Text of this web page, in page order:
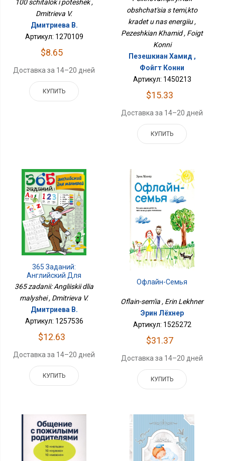
100 schitalok i poteshek ,
Dmitrieva V.
Дмитриева В.
Артикул: 1270109
$8.65
Доставка за 14–20 дней
КУПИТЬ
obshchat'sia s temi,kto
kradet u nas energiiu ,
Pezeshkian Khamid , Foigt
Konni
Пезешкиан Хамид ,
Фойгт Конни
Артикул: 1450213
$15.33
Доставка за 14–20 дней
КУПИТЬ
365 Заданий:
Английский Для
Малышей
365 zadanii: Angliiskii dlia
malyshei , Dmitrieva V.
Дмитриева В.
Артикул: 1257536
$12.63
Доставка за 14–20 дней
КУПИТЬ
Офлайн-Семья
Oflain-sem'ia , Erin Lekhner
Эрин Лёхнер
Артикул: 1525272
$31.37
Доставка за 14–20 дней
КУПИТЬ